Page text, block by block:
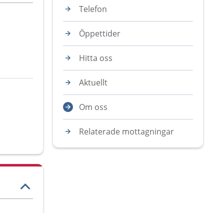
Telefon
Öppettider
Hitta oss
Aktuellt
Om oss
Relaterade mottagningar